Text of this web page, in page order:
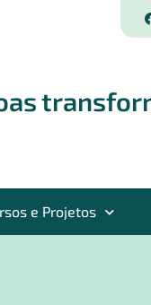
e Projetos